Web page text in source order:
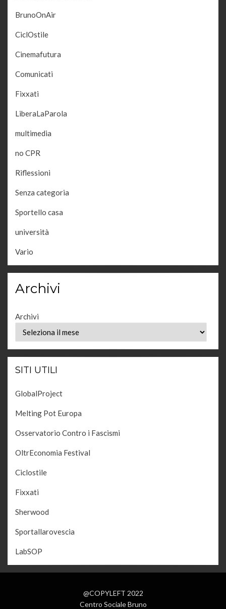
BrunoOnAir
CiclOstile
Cinemafutura
Comunicati
Fixxati
LiberaLaParola
multimedia
no CPR
Riflessioni
Senza categoria
Sportello casa
università
Vario
Archivi
Archivi
SITI UTILI
GlobalProject
Melting Pot Europa
Osservatorio Contro i Fascismi
OltrEconomia Festival
Ciclostile
Fixxati
Sherwood
Sportallarovescia
LabSOP
@COPYLEFT 2022
Centro Sociale Bruno